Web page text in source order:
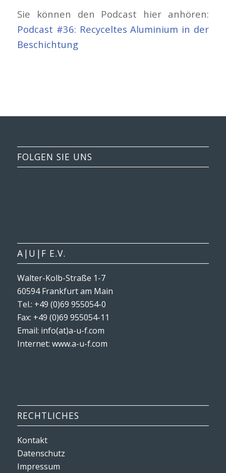
Sie können den Podcast hier anhören:
Podcast #36: Recyceltes Aluminium in der
Beschichtung
FOLGEN SIE UNS
A|U|F E.V.
Walter-Kolb-Straße 1-7
60594 Frankfurt am Main
Tel.: +49 (0)69 955054-0
Fax: +49 (0)69 955054-11
Email: info(at)a-u-f.com
Internet: www.a-u-f.com
RECHTLICHES
Kontakt
Datenschutz
Impressum